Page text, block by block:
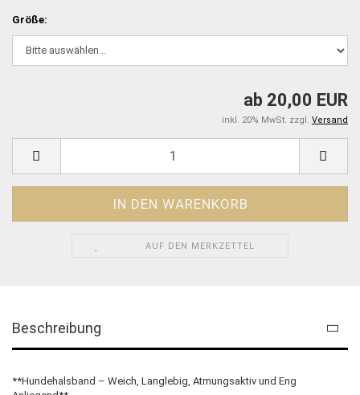
Größe:
ab 20,00 EUR
inkl. 20% MwSt. zzgl. Versand
AUF DEN MERKZETTEL
Beschreibung
**Hundehalsband – Weich, Langlebig, Atmungsaktiv und Eng